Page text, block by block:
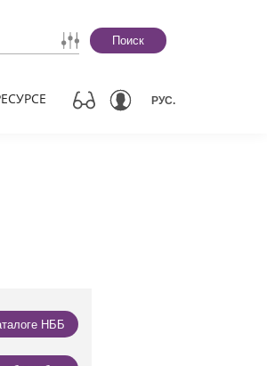
Поиск
РУС.
НББ